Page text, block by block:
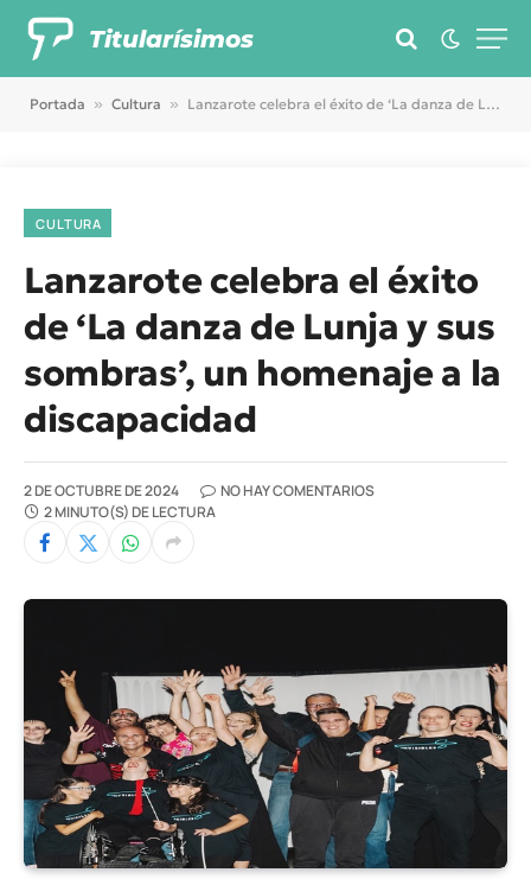
Titularísimos
Portada » Cultura » Lanzarote celebra el éxito de ‘La danza de Lunja y sus sombras’, un homenaje a la discapacidad
CULTURA
Lanzarote celebra el éxito
de ‘La danza de Lunja y sus
sombras’, un homenaje a la
discapacidad
2 DE OCTUBRE DE 2024
NO HAY COMENTARIOS
2 MINUTO(S) DE LECTURA